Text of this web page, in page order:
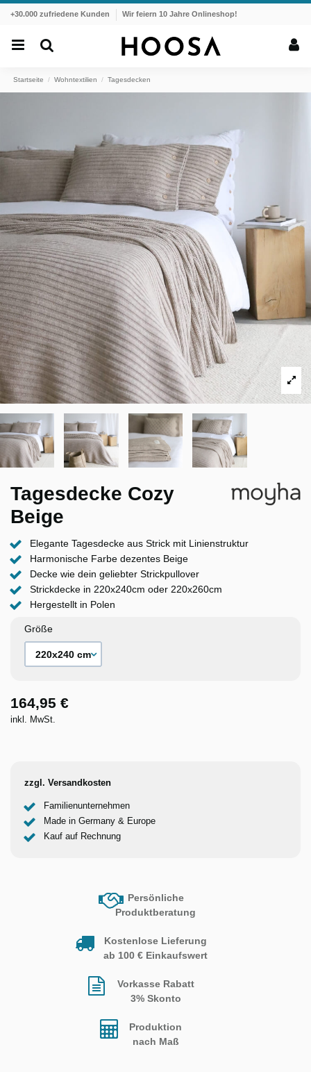
+30.000 zufriedene Kunden Wir feiern 10 Jahre Onlineshop!
Startseite Wohntextilien Tagesdecken
Tagesdecke Cozy
Beige
Elegante Tagesdecke aus Strick mit Linienstruktur
Harmonische Farbe dezentes Beige
Decke wie dein geliebter Strickpullover
Strickdecke in 220x240cm oder 220x260cm
Hergestellt in Polen
Größe
164,95 €
inkl. MwSt.
zzgl. Versandkosten
Familienunternehmen
Made in Germany & Europe
Kauf auf Rechnung
Persönliche
Produktberatung
Kostenlose Lieferung
ab 100 € Einkaufswert
Vorkasse Rabatt
3% Skonto
Produktion
nach Maß